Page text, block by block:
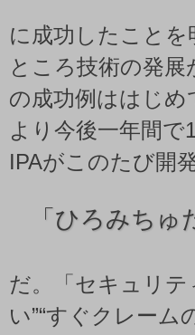
に成功したこと
ところ技術の発
の成功例ははじ
より今後一年間で
IPAがこのたび開
「 ひろみちゅ
だ。「セキュリ
い”“すぐクレーム